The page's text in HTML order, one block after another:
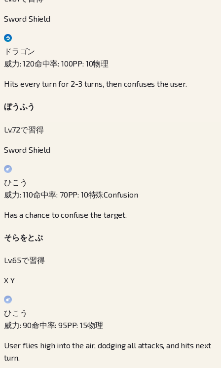
Sword Shield
ドラゴン
威力:120命中率: 100PP: 10物理
Hits every turn for 2-3 turns, then confuses the user.
ぼうふう
Lv.72で習得
Sword Shield
ひこう
威力:110命中率: 70PP: 10特殊Confusion
Has a chance to confuse the target.
そらをとぶ
Lv.65で習得
X Y
ひこう
威力:90命中率:95PP:15物理
User flies high into the air, dodging all attacks, and hits next
turn.